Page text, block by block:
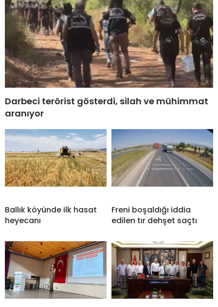
Darbeci terörist gösterdi, silah ve mühimmat
aranıyor
Ballık köyünde ilk hasat
heyecanı
Freni boşaldığı iddia
edilen tır dehşet saçtı